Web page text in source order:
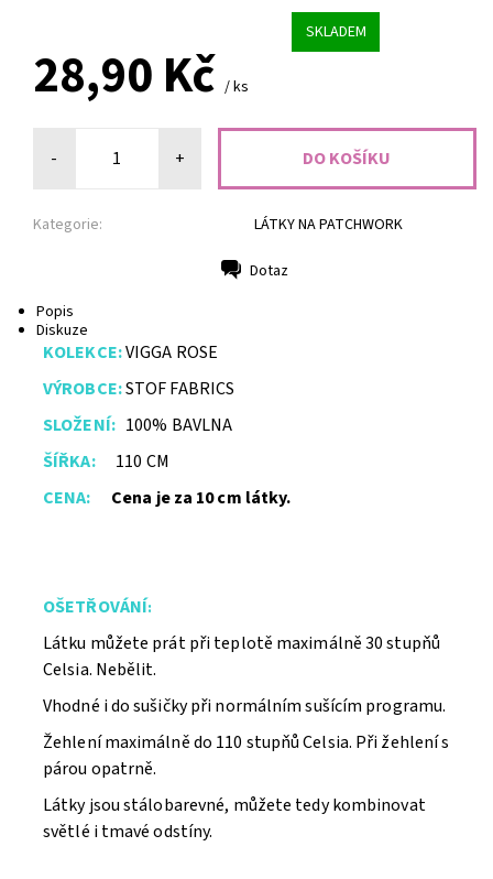
SKLADEM
28,90 Kč / ks
- +
Kategorie: LÁTKY NA PATCHWORK
Dotaz
Popis
Diskuze
KOLEKCE:VIGGA ROSE
VÝROBCE:STOF FABRICS
SLOŽENÍ:100% BAVLNA
ŠÍŘKA:110 CM
CENA: Cena je za 10 cm látky.
OŠETŘOVÁNÍ:
Látku můžete prát při teplotě maximálně 30 stupňů
Celsia. Nebělit.
Vhodné i do sušičky při normálním sušícím programu.
Žehlení maximálně do 110 stupňů Celsia. Při žehlení s
párou opatrně.
Látky jsou stálobarevné, můžete tedy kombinovat
světlé i tmavé odstíny.